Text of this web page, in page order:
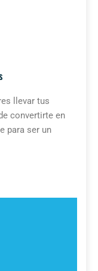
llevar tus
convertirte en
para ser un